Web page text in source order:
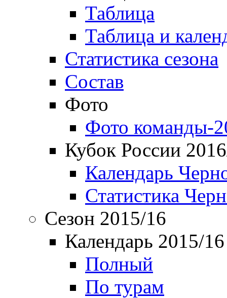
Таблица
Таблица и
Статистика сезона
Состав
Фото
Фото команды-
Кубок России
Календарь
Статистика
Сезон 2015/16
Календарь 2015/16
Полный
По турам